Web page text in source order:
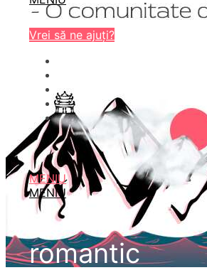
Vrei să ne ajuți?
MENIU
MENIU
romantic